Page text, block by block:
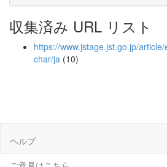
収集済み URL リスト
https://www.jstage.jst.go.jp/
char/ja (10)
ヘルプ